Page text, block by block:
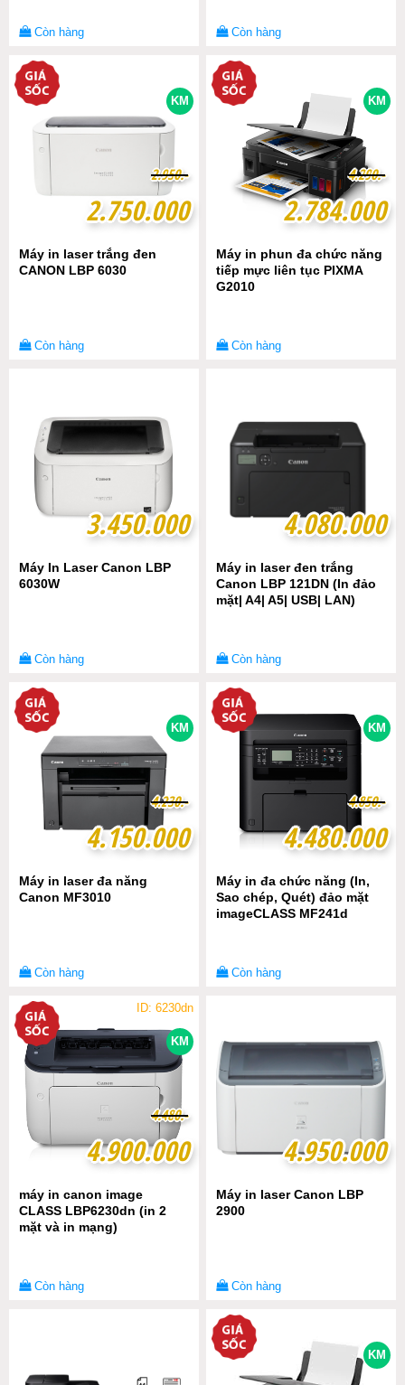
Còn hàng Còn hàng
KM
2.750.000
2.750.000
2.950.-
2.950.-
Máy in laser trắng đen
CANON LBP 6030
Còn hàng
KM
2.784.000
2.784.000
4.290.-
4.290.-
Máy in phun đa chức năng
tiếp mực liên tục PIXMA
G2010
Còn hàng
3.450.000
3.450.000
Máy In Laser Canon LBP
6030W
Còn hàng
4.080.000
4.080.000
Máy in laser đen trắng
Canon LBP 121DN (In đảo
mặt| A4| A5| USB| LAN)
Còn hàng
KM
4.150.000
4.150.000
4.230.-
4.230.-
Máy in laser đa năng
Canon MF3010
Còn hàng
KM
4.480.000
4.480.000
4.850.-
4.850.-
Máy in đa chức năng (In,
Sao chép, Quét) đảo mặt
imageCLASS MF241d
Còn hàng
KM
ID: 6230dn
4.900.000
4.900.000
4.480.-
4.480.-
máy in canon image
CLASS LBP6230dn (in 2
mặt và in mạng)
Còn hàng
4.950.000
4.950.000
Máy in laser Canon LBP
2900
Còn hàng
KM